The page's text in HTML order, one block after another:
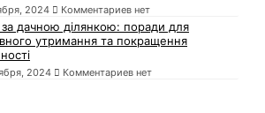
2024 Комментариев нет
дачною ділянкою: поради для
утримання та покращення
2024 Комментариев нет